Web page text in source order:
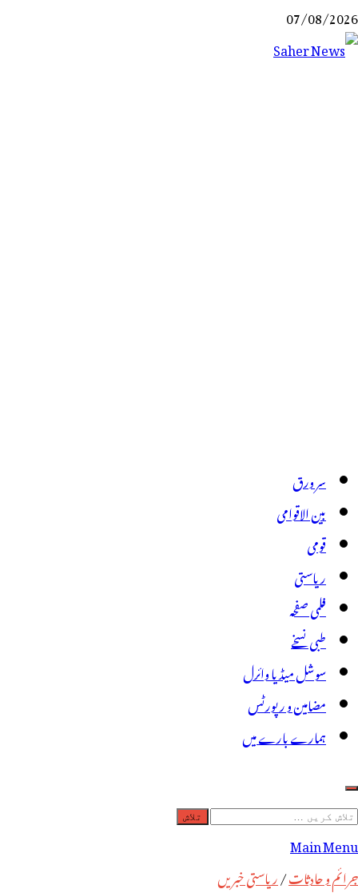
Skip
to
07/08/2026
سر ورق
بین الاقوامی
قومی
ریاستی
فلمی صفحہ
طبی نسخے
سوشل میڈیا وائرل
مضامین و رپورٹس
ہمارے بارے میں
تلاش
کریں
برائے:
Main Menu
جرائم و حادثات/ریاستی خبریں